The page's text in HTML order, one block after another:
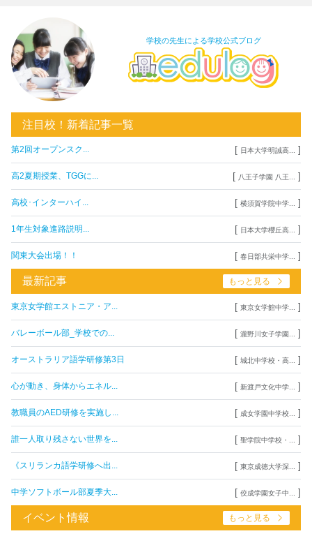
学校の先生による学校公式ブログ
注目校！新着記事一覧
第2回オープンスク... [ 日本大学明誠高... ]
高2夏期授業、TGGに... [ 八王子学園 八王... ]
高校･インターハイ... [ 横須賀学院中学... ]
1年生対象進路説明... [ 日本大学櫻丘高... ]
関東大会出場！！ [ 春日部共栄中学... ]
最新記事 もっと見る
東京女学館エストニア・ア... [ 東京女学館中学... ]
バレーボール部_学校での... [ 瀧野川女子学園... ]
オーストラリア語学研修第3日 [ 城北中学校・高... ]
心が動き、身体からエネル... [ 新渡戸文化中学... ]
教職員のAED研修を実施し... [ 成女学園中学校... ]
誰一人取り残さない世界を... [ 聖学院中学校・... ]
《スリランカ語学研修へ出... [ 東京成徳大学深... ]
中学ソフトボール部夏季大... [ 佼成学園女子中... ]
イベント情報 もっと見る